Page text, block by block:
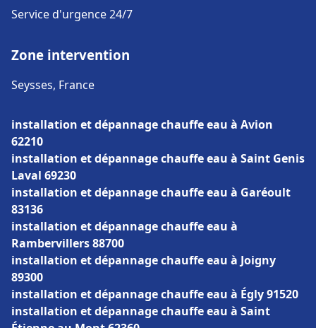
Service d'urgence 24/7
Zone intervention
Seysses, France
installation et dépannage chauffe eau à Avion
62210
installation et dépannage chauffe eau à Saint Genis
Laval 69230
installation et dépannage chauffe eau à Garéoult
83136
installation et dépannage chauffe eau à
Rambervillers 88700
installation et dépannage chauffe eau à Joigny
89300
installation et dépannage chauffe eau à Égly 91520
installation et dépannage chauffe eau à Saint